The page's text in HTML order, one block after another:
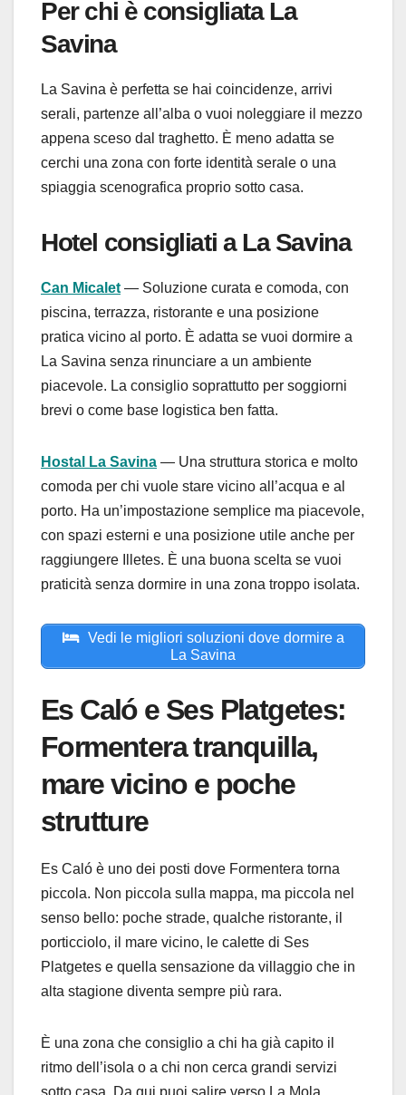
Per chi è consigliata La
Savina
La Savina è perfetta se hai coincidenze, arrivi
serali, partenze all’alba o vuoi noleggiare il mezzo
appena sceso dal traghetto. È meno adatta se
cerchi una zona con forte identità serale o una
spiaggia scenografica proprio sotto casa.
Hotel consigliati a La Savina
Can Micalet — Soluzione curata e comoda, con
piscina, terrazza, ristorante e una posizione
pratica vicino al porto. È adatta se vuoi dormire a
La Savina senza rinunciare a un ambiente
piacevole. La consiglio soprattutto per soggiorni
brevi o come base logistica ben fatta.
Hostal La Savina — Una struttura storica e molto
comoda per chi vuole stare vicino all’acqua e al
porto. Ha un’impostazione semplice ma piacevole,
con spazi esterni e una posizione utile anche per
raggiungere Illetes. È una buona scelta se vuoi
praticità senza dormire in una zona troppo isolata.
Vedi le migliori soluzioni dove dormire a
La Savina
Es Caló e Ses Platgetes:
Formentera tranquilla,
mare vicino e poche
strutture
Es Caló è uno dei posti dove Formentera torna
piccola. Non piccola sulla mappa, ma piccola nel
senso bello: poche strade, qualche ristorante, il
porticciolo, il mare vicino, le calette di Ses
Platgetes e quella sensazione da villaggio che in
alta stagione diventa sempre più rara.
È una zona che consiglio a chi ha già capito il
ritmo dell’isola o a chi non cerca grandi servizi
sotto casa. Da qui puoi salire verso La Mola,